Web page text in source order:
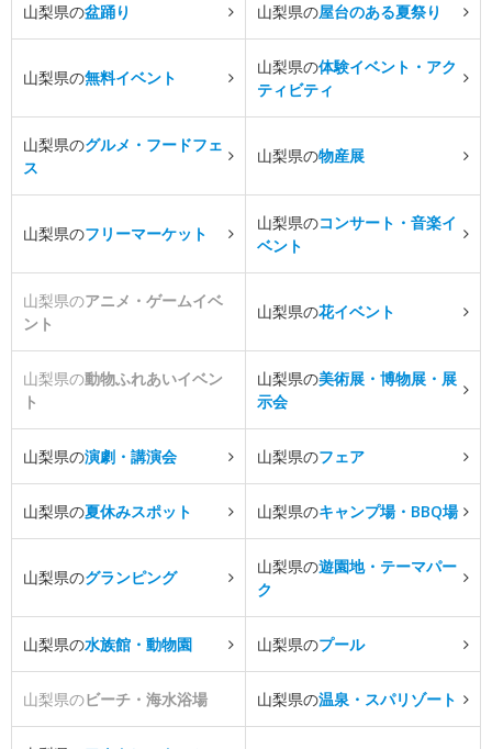
山梨県の盆踊り 山梨県の屋台のある夏祭り
山梨県の無料イベント
山梨県の体験イベント・アク
ティビティ
山梨県のグルメ・フードフェ
ス
山梨県の物産展
山梨県のフリーマーケット
山梨県のコンサート・音楽イ
ベント
山梨県のアニメ・ゲームイベ
ント
山梨県の花イベント
山梨県の動物ふれあいイベン
ト
山梨県の美術展・博物展・展
示会
山梨県の演劇・講演会 山梨県のフェア
山梨県の夏休みスポット 山梨県のキャンプ場・BBQ場
山梨県のグランピング
山梨県の遊園地・テーマパー
ク
山梨県の水族館・動物園 山梨県のプール
山梨県のビーチ・海水浴場 山梨県の温泉・スパリゾート